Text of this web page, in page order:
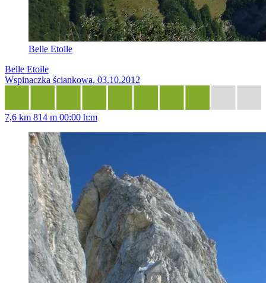
Belle Etoile
Belle Etoile
Wspinaczka ściankowa, 03.10.2012
7,6 km 814 m 00:00 h:m